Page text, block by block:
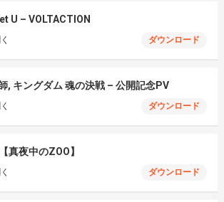
U – VOLTACTION
ダウンロード
, キングダム 魂の決戦 – 公開記念PV
ダウンロード
真夜中のZOO】
ダウンロード